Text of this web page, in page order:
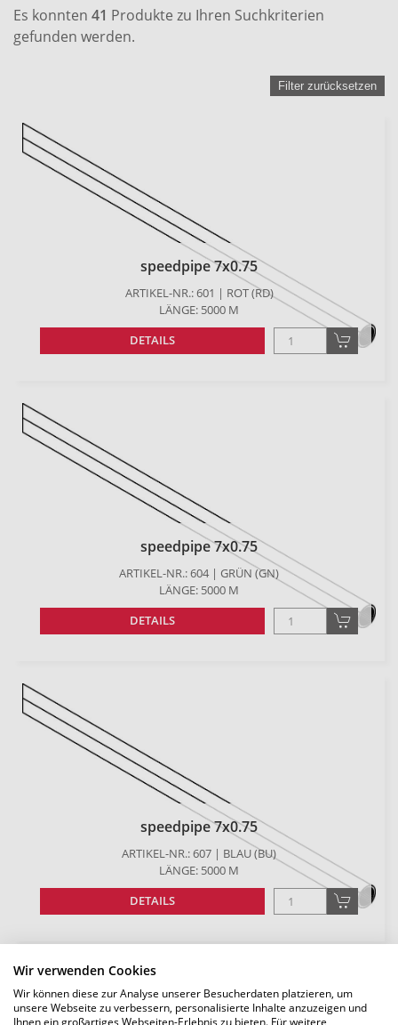
Wir verwenden Cookies
Wir können diese zur Analyse unserer Besucherdaten platzieren, um
unsere Webseite zu verbessern, personalisierte Inhalte anzuzeigen und
Ihnen ein großartiges Webseiten-Erlebnis zu bieten. Für weitere
Es konnten 41 Produkte zu Ihren Suchkriterien
gefunden werden.
Filter zurücksetzen
speedpipe 7x0.75
ARTIKEL-NR.: 601 | ROT (RD)
LÄNGE: 5000 M
DETAILS
speedpipe 7x0.75
ARTIKEL-NR.: 604 | GRÜN (GN)
LÄNGE: 5000 M
DETAILS
speedpipe 7x0.75
ARTIKEL-NR.: 607 | BLAU (BU)
LÄNGE: 5000 M
DETAILS